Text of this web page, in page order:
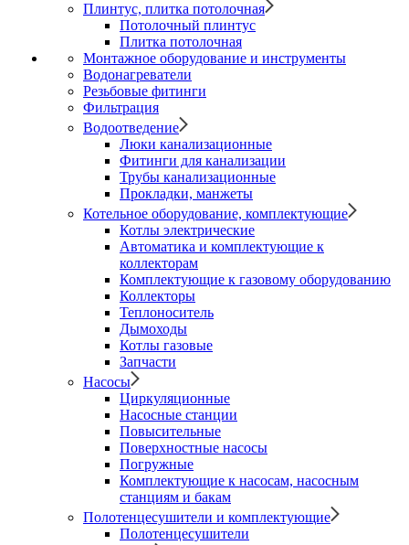
Плинтус, плитка потолочная
Потолочный плинтус
Плитка потолочная
Монтажное оборудование и инструменты
Водонагреватели
Резьбовые фитинги
Фильтрация
Водоотведение
Люки канализационные
Фитинги для канализации
Трубы канализационные
Прокладки, манжеты
Котельное оборудование, комплектующие
Котлы электрические
Автоматика и комплектующие к
коллекторам
Комплектующие к газовому оборудованию
Коллекторы
Теплоноситель
Дымоходы
Котлы газовые
Запчасти
Насосы
Циркуляционные
Насосные станции
Повысительные
Поверхностные насосы
Погружные
Комплектующие к насосам, насосным
станциям и бакам
Полотенцесушители и комплектующие
Полотенцесушители